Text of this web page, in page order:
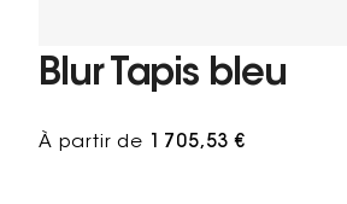
Blur Tapis bleu
À partir de 1 705,53 €